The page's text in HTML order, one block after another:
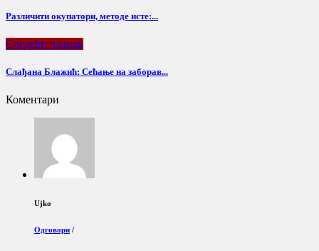
Различити окупатори, методе исте:...
Следећи чланак
Слађана Блажић: Сећање на заборав...
Коментари
Ujko
Одговори /